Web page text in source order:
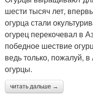
шести тысяч лет,
огурца стали
огурец перекочевал в
победное шествие
ведь только, пожалуй,
огурцы.
читать дальше →